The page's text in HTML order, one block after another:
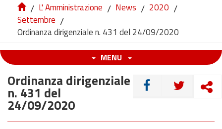
/ L' Amministrazione / News / 2020 /
Settembre /
Ordinanza dirigenziale n. 431 del 24/09/2020
MENU
CONDIVIDI
Ordinanza dirigenziale
n. 431 del
24/09/2020